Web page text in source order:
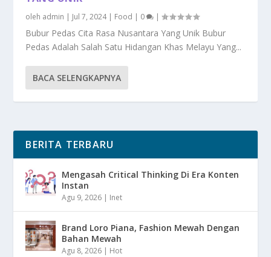
oleh admin | Jul 7, 2024| Food | 0 |
Bubur Pedas Cita Rasa Nusantara Yang Unik Bubur
Pedas Adalah Salah Satu Hidangan Khas Melayu Yang...
BACA SELENGKAPNYA
BERITA TERBARU
Mengasah Critical Thinking Di Era Konten
Instan
Agu 9, 2026 | Inet
Brand Loro Piana, Fashion Mewah Dengan
Bahan Mewah
Agu 8, 2026 | Hot